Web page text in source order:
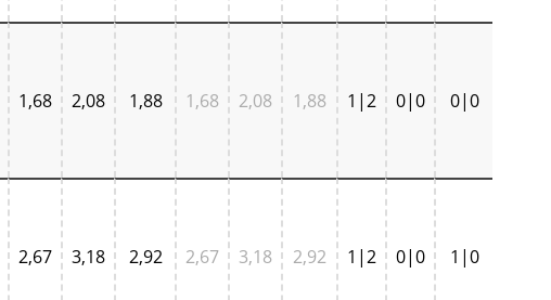
1,68 2,08 1,88 1,68 2,08 1,88 1|2 0|0 0|0
2,67 3,18 2,92 2,67 3,18 2,92 1|2 0|0 1|0